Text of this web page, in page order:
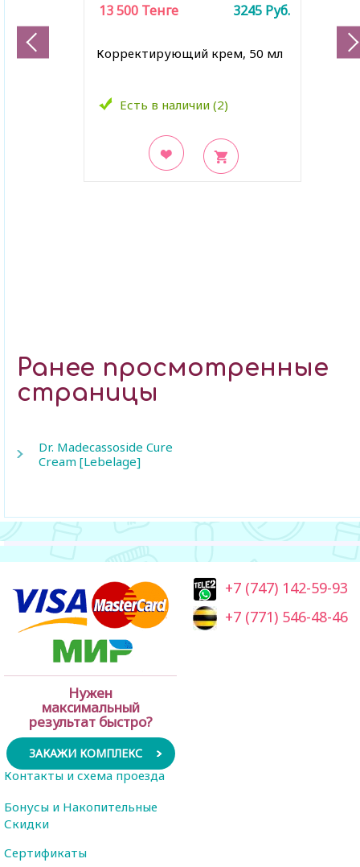
Корректирующий крем, 50 мл
Есть в наличии (2)
13 500 Тенге 3245 Руб.
Ранее просмотренные
страницы
Dr. Madecassoside Cure
Cream [Lebelage]
Нужен
максимальный
результат быстро?
ЗАКАЖИ КОМПЛЕКС
+7 (747) 142-59-93
+7 (771) 546-48-46
Контакты и схема проезда
Бонусы и Накопительные
Скидки
Сертификаты